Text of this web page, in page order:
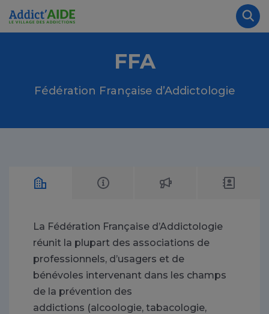
Aller au contenu principal
FFA
Fédération Française d’Addictologie
La Fédération Française d’Addictologie
réunit la plupart des associations de
professionnels, d’usagers et de
bénévoles intervenant dans les champs
de la prévention des
addictions (alcoologie, tabacologie,
Panneau de gestion des cookies